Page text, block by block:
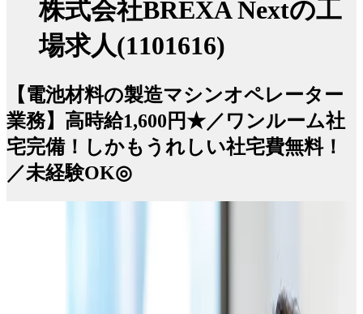
株式会社BREXA Nextの工
場求人(1101616)
【電池材料の製造マシンオペレーター
業務】高時給1,600円★／ワンルーム社
宅完備！しかもうれしい社宅費無料！
／未経験OK◎